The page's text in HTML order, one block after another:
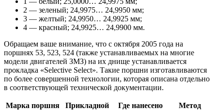
2 — зеленый; 24,9975… 24,9950 мм;
3 — желтый; 24,9950… 24,9925 мм;
4 — красный; 24,9925… 24,9900 мм.
Обращаем ваше внимание, что с октября 2005 года на
поршнях 53, 523, 524 (также устанавливаемых на многие
модели двигателей ЗМЗ) на их днище устанавливается
прокладка «Selective Select». Такие поршни изготавливаются
по более совершенной технологии, которая описана отдельно
в соответствующей технической документации.
Марка поршня
Прикладной
Где нанесено
Метод